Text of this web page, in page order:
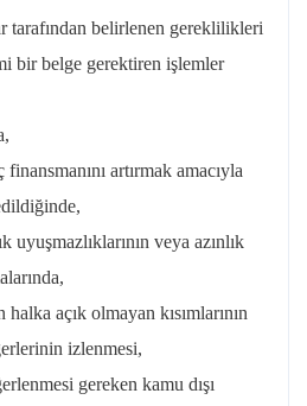
tarafından belirlenen gereklilikleri
bir belge gerektiren işlemler
artırmak amacıyla
uyuşmazlıklarının veya azınlık
açık olmayan kısımlarının
izlenmesi,
gereken kamu dışı